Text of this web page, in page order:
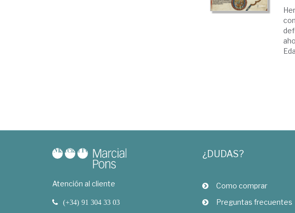
Atención al cliente
(+34) 91 304 33 03
¿DUDAS?
Como comprar
Preguntas frecuentes